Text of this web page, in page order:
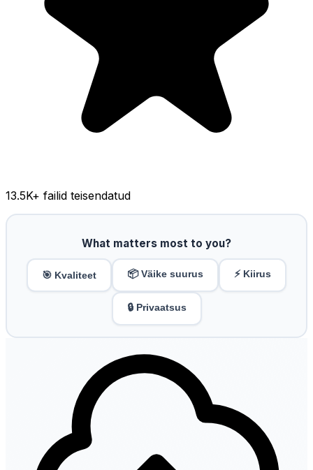
13.5K+ failid teisendatud
What matters most to you?
🎯 Kvaliteet 📦 Väike suurus ⚡ Kiirus
🔒 Privaatsus